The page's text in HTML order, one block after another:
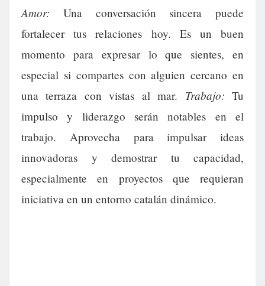
Amor: Una conversación sincera puede
fortalecer tus relaciones hoy. Es un buen
momento para expresar lo que sientes, en
especial si compartes con alguien cercano en
una terraza con vistas al mar. Trabajo: Tu
impulso y liderazgo serán notables en el
trabajo. Aprovecha para impulsar ideas
innovadoras y demostrar tu capacidad,
especialmente en proyectos que requieran
iniciativa en un entorno catalán dinámico.